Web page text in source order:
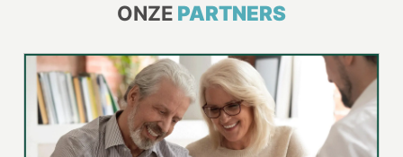
ONZE PARTNERS